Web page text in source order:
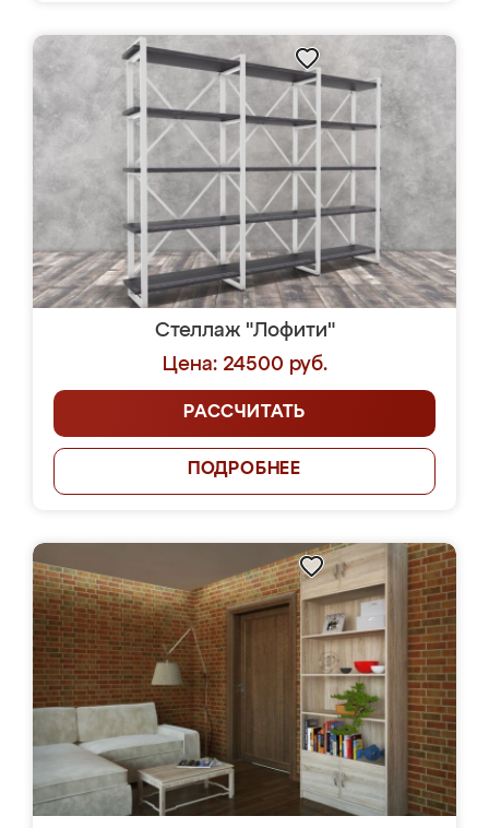
Стеллаж "Лофити"
Цена: 24500 руб.
РАССЧИТАТЬ
ПОДРОБНЕЕ